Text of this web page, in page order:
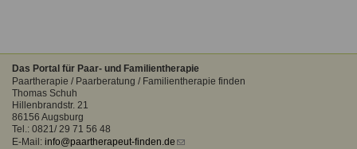
Das Portal für Paar- und Familientherapie
Paartherapie / Paarberatung / Familientherapie finden
Thomas Schuh
Hillenbrandstr. 21
86156 Augsburg
Tel.: 0821/ 29 71 56 48
E-Mail: info@paartherapeut-finden.de (link